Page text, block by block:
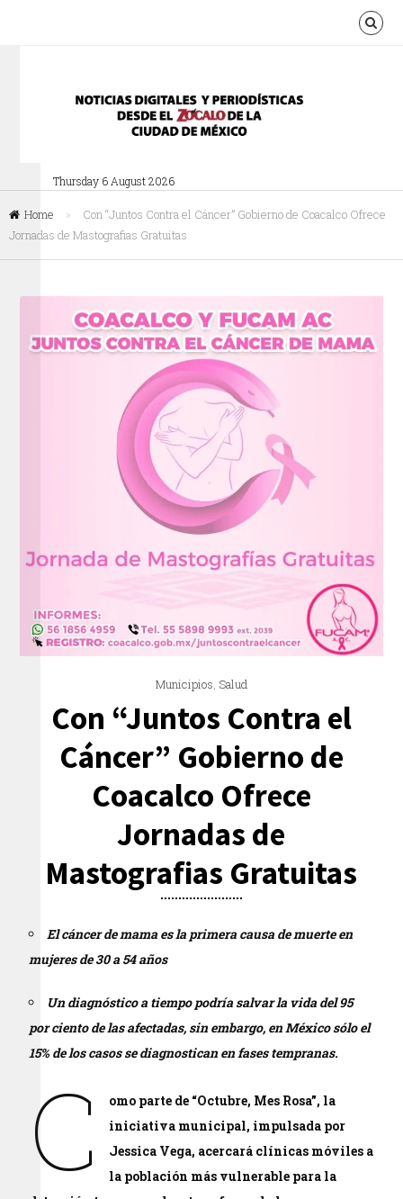
Thursday 6 August 2026
Home »
Con “Juntos Contra el Cáncer” Gobierno de Coacalco Ofrece
Jornadas de Mastografias Gratuitas
Municipios, Salud
Con “Juntos Contra el
Cáncer” Gobierno de
Coacalco Ofrece
Jornadas de
Mastografias Gratuitas
El cáncer de mama es la primera causa de muerte en
mujeres de 30 a 54 años
Un diagnóstico a tiempo podría salvar la vida del 95
por ciento de las afectadas, sin embargo, en México sólo el
15% de los casos se diagnostican en fases tempranas.
C
omo parte de “Octubre, Mes Rosa”, la
iniciativa municipal, impulsada por
Jessica Vega, acercará clínicas móviles a
la población más vulnerable para la